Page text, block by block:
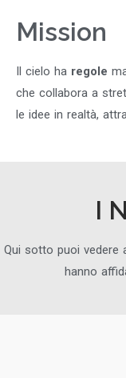
Mission
Il cielo ha regole
che collabora a
le idee in realtà,
I
Qui sotto puoi vedere
hanno